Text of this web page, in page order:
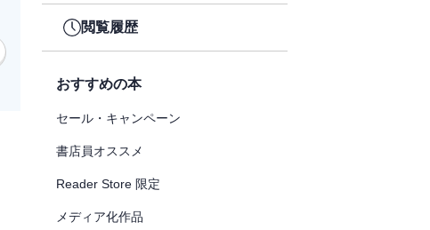
閲覧履歴
おすすめの本
セール・キャンペーン
書店員オススメ
Reader Store 限定
メディア化作品